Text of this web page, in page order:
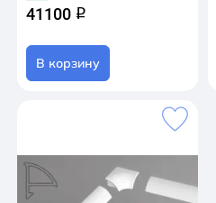
41100 q
В корзину